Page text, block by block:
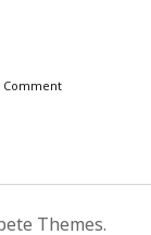
Comment
Themes.